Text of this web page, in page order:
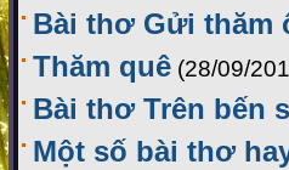
Bài thơ Gửi thăm
Thăm quê (28/09/
Bài thơ Trên bến
Một số bài thơ